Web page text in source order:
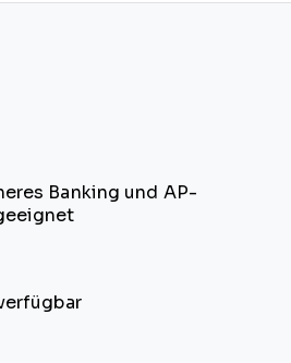
Banking und AP-